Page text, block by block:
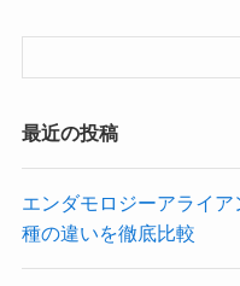
最近の投稿
エンダモロジーアライ
種の違いを徹底比較